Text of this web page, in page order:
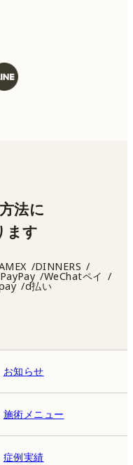
お知らせ
施術メニュー
症例実績
法に
ます
DINNERS
PayPay WeChatペイ
d払い